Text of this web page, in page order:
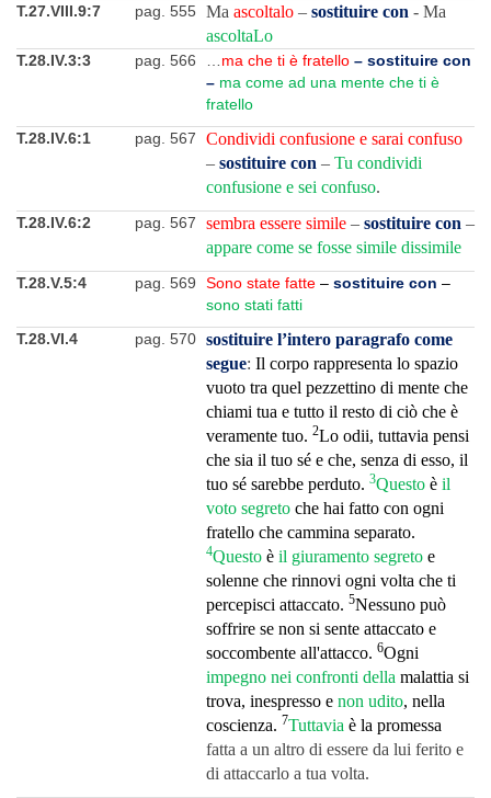
T.27.VIII.9:7 pag. 555 Ma ascoltalo – sostituire con - Ma
ascoltaLo
T.28.IV.3:3 pag. 566 ma che ti è fratello – sostituire con
– ma come ad una mente che ti è
fratello
T.28.IV.6:1
pag. 567
Condividi confusione e sarai confuso
– sostituire con – Tu condividi
confusione e sei confuso.
T.28.IV.6:2 pag. 567 sembra essere simile – sostituire con –
appare come se fosse simile dissimile
T.28.V.5:4 pag. 569 Sono state fatte – sostituire con –
sono stati fatti
T.28.VI.4
pag. 570 sostituire l’intero paragrafo come
segue: Il corpo rappresenta lo spazio
vuoto tra quel pezzettino di mente che
chiami tua e tutto il resto di ciò che è
veramente tuo. 2Lo odii, tuttavia pensi
che sia il tuo sé e che, senza di esso, il
tuo sé sarebbe perduto. 3Questo è il
voto segreto che hai fatto con ogni
fratello che cammina separato.
4Questo è il giuramento segreto e
solenne che rinnovi ogni volta che ti
percepisci attaccato. 5Nessuno può
soffrire se non si sente attaccato e
soccombente all'attacco. 6Ogni
impegno nei confronti della malattia si
trova, inespresso e non udito, nella
coscienza. 7Tuttavia è la promessa
fatta a un altro di essere da lui ferito e
di attaccarlo a tua volta.